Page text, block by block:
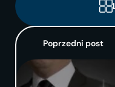
Poprzedni post